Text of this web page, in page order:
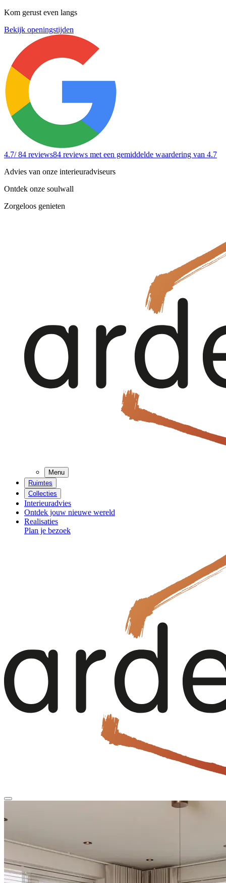
Kom gerust even langs
Bekijk openingstijden
4.7/ 84 reviews84 reviews met een gemiddelde waardering van 4.7
Advies van onze interieuradviseurs
Ontdek onze soulwall
Zorgeloos genieten
Menu
Ruimtes
Collecties
Interieuradvies
Ontdek jouw nieuwe wereld
Realisaties
Plan je bezoek